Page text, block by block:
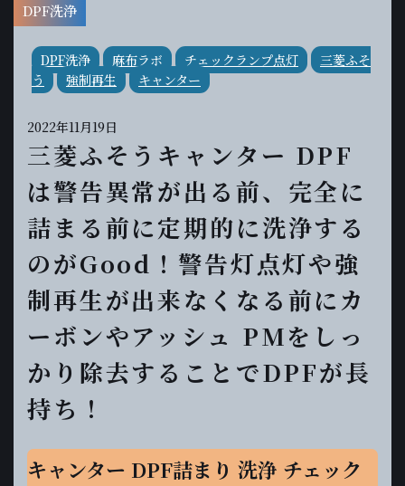
DPF洗浄
DPF洗浄 麻布ラボ チェックランプ点灯
三菱ふそ
う
強制再生 キャンター
2022年11月19日
三菱ふそうキャンター DPF
は警告異常が出る前、完全に
詰まる前に定期的に洗浄する
のがGood！警告灯点灯や強
制再生が出来なくなる前にカ
ーボンやアッシュ PMをしっ
かり除去することでDPFが長
持ち！
キャンター DPF詰まり 洗浄 チェック